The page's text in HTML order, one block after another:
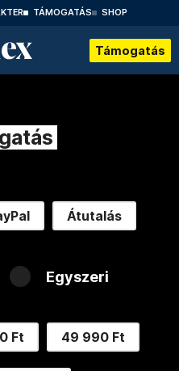
TÁMOGATÁS SHOP
Támogatás
Átutalás
Egyszeri
Ft 49 990 Ft